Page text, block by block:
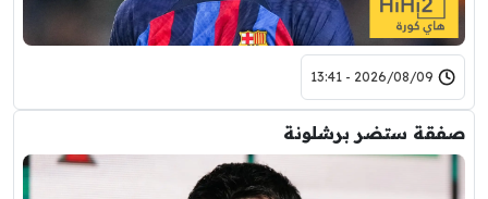
2026/08/09 - 13:41
صفقة ستضر برشلونة